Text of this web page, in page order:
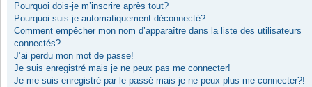
Pourquoi dois-je m’inscrire après tout?
Pourquoi suis-je automatiquement déconnecté?
Comment empêcher mon nom d’apparaître dans la liste des utilisateurs
connectés?
J’ai perdu mon mot de passe!
Je suis enregistré mais je ne peux pas me connecter!
Je me suis enregistré par le passé mais je ne peux plus me connecter?!